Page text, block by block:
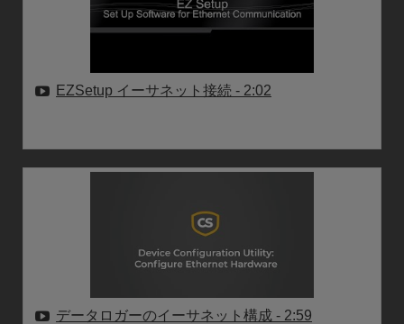
EZSetup イーサネット接続 - 2:02
データロガーのイーサネット構成 - 2:59